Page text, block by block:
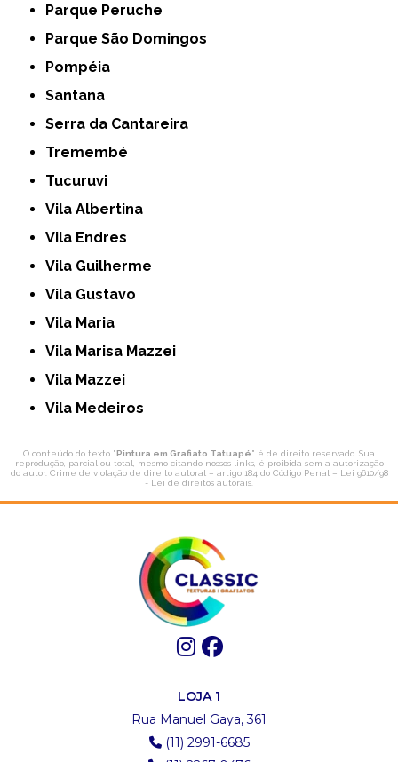
Parque Peruche
Parque São Domingos
Pompéia
Santana
Serra da Cantareira
Tremembé
Tucuruvi
Vila Albertina
Vila Endres
Vila Guilherme
Vila Gustavo
Vila Maria
Vila Marisa Mazzei
Vila Mazzei
Vila Medeiros
O conteúdo do texto "Pintura em Grafiato Tatuapé" é de direito reservado. Sua
reprodução, parcial ou total, mesmo citando nossos links, é proibida sem a autorização
do autor. Crime de violação de direito autoral – artigo 184 do Código Penal – Lei 9610/98
- Lei de direitos autorais
LOJA 1
Rua Manuel Gaya, 361
(11) 2991-6685